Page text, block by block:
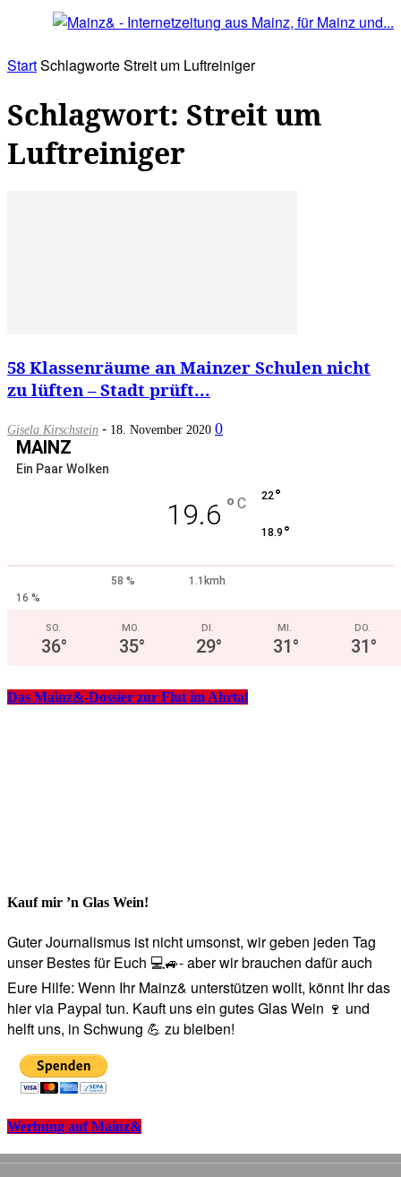
StartSchlagworteStreit um Luftreiniger
Schlagwort: Streit um
Luftreiniger
58 Klassenräume an Mainzer Schulen nicht
zu lüften – Stadt prüft...
Gisela Kirschstein - 18. November 2020 0
MAINZ
Ein Paar Wolken
19.6 ° C 22°
18.9 °
58 %
1.1kmh
16 %
SO.
36°
MO.
35°
DI.
29°
MI.
31°
DO.
31°
Das Mainz&-Dossier zur Flut im Ahrtal
Kauf mir ’n Glas Wein!
Guter Journalismus ist nicht umsonst, wir geben jeden Tag
unser Bestes für Euch 💻🚙- aber wir brauchen dafür auch
Eure Hilfe: Wenn Ihr Mainz& unterstützen wollt, könnt Ihr das
hier via Paypal tun. Kauft uns ein gutes Glas Wein 🍷 und
helft uns, in Schwung 💪 zu bleiben!
Werbung auf Mainz&